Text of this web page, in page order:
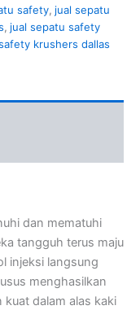
safety, jual sepatu
, jual sepatu safety
krushers dallas
dan mematuhi
tangguh terus maju
injeksi langsung
menghasilkan
dalam alas kaki